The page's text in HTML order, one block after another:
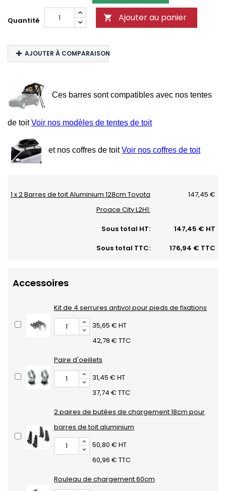
Quantité  Ajouter au panier
AJOUTER À COMPARAISON
Ces barres sont compatibles avec nos tentes
de toitVoir nos modèles de tentes de toit
et nos coffres de toitVoir nos coffres de toit
1 x 2 Barres de toit Aluminium 128cm Toyota
Proace City L2H1:
147,45 €
Sous total HT:
147,45 € HT
Sous total TTC:
176,94 € TTC
Accessoires
Kit de 4 serrures antivol pour pieds de fixations
35,65 € HT
42,78 € TTC
Paire d'oeillets
31,45 € HT
37,74 € TTC
2 paires de butées de chargement 18cm pour
barres de toit aluminium
50,80 € HT
60,96 € TTC
Rouleau de chargement 60cm